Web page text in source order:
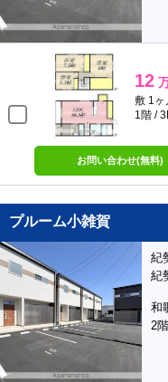
12
敷 1ヶ
1階 /
お問い合わせ(無料)
プルーム小雑賀
紀
紀
和
2